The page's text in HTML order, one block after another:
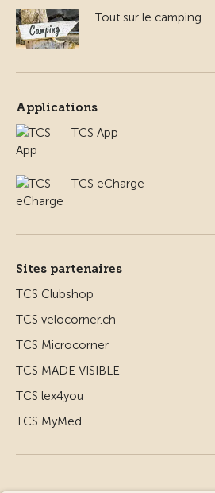
Tout sur le camping
Applications
TCS App
TCS eCharge
Sites partenaires
TCS Clubshop
TCS velocorner.ch
TCS Microcorner
TCS MADE VISIBLE
TCS lex4you
TCS MyMed